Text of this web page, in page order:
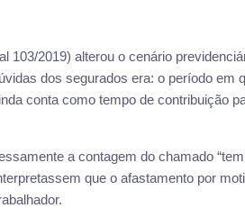
103/2019) alterou o cenário
dos segurados era: o período em
conta como tempo de contribuição
a contagem do chamado
que o afastamento por